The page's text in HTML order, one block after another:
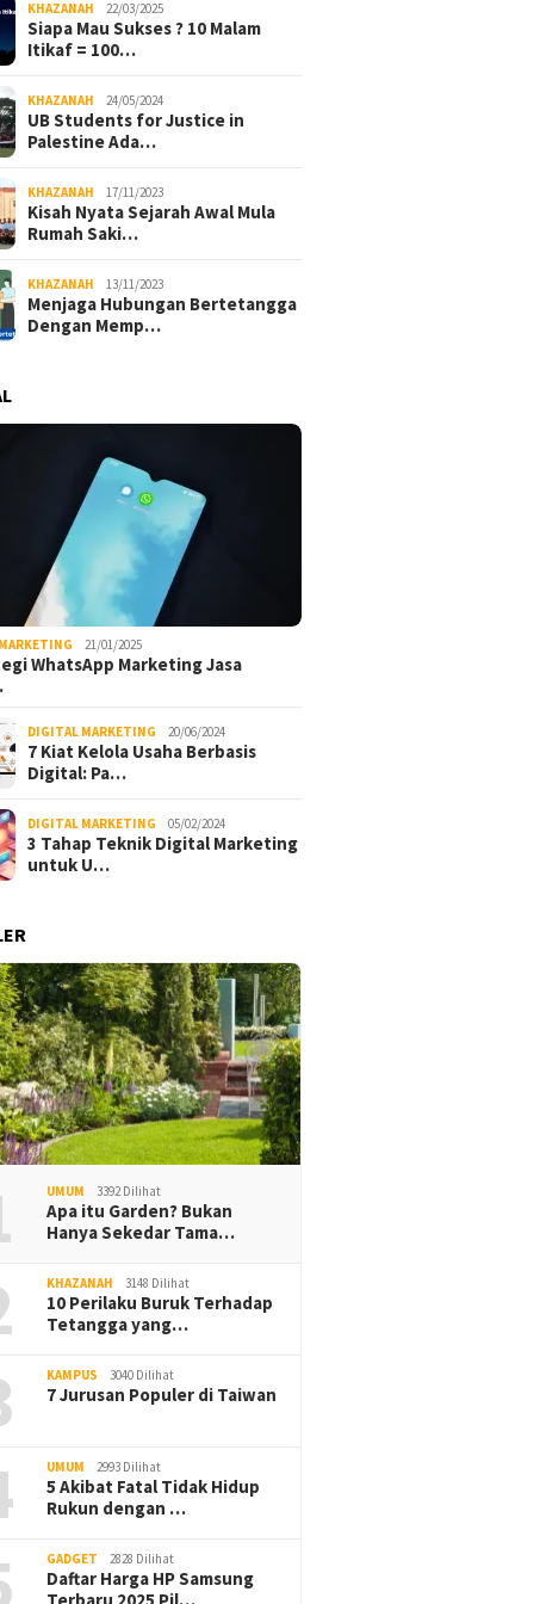
Ukuran Ubin
Ruangan yang Cocok
Kebutuhan
KHAZANAH 22/03/2025
Siapa Mau Sukses ? 10 Malam
Itikaf = 100…
KHAZANAH 24/05/2024
UB Students for Justice in
Palestine Ada…
KHAZANAH 17/11/2023
Kisah Nyata Sejarah Awal Mula
Rumah Saki…
KHAZANAH 13/11/2023
Menjaga Hubungan Bertetangga
Dengan Memp…
21/01/2025
WhatsApp Marketing Jasa
DIGITAL MARKETING 20/06/2024
7 Kiat Kelola Usaha Berbasis
Digital: Pa…
DIGITAL MARKETING 05/02/2024
3 Tahap Teknik Digital Marketing
untuk U…
UMUM 3392 Dilihat
Apa itu Garden? Bukan
Hanya Sekedar Tama…
KHAZANAH 3148 Dilihat
10 Perilaku Buruk Terhadap
Tetangga yang…
KAMPUS 3040 Dilihat
7 Jurusan Populer di Taiwan
UMUM 2993 Dilihat
5 Akibat Fatal Tidak Hidup
Rukun dengan …
GADGET 2828 Dilihat
Daftar Harga HP Samsung